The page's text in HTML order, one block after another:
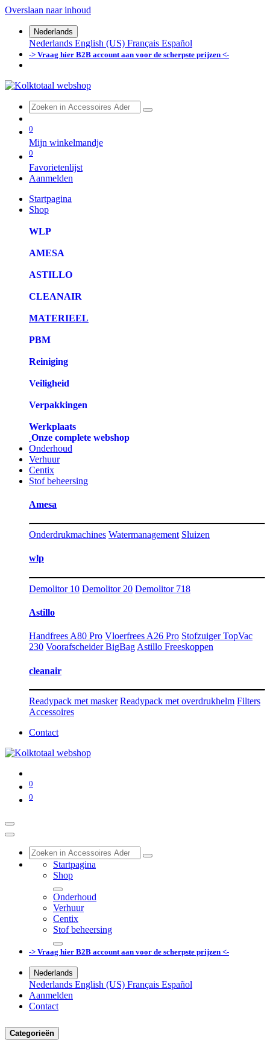
Overslaan naar inhoud
Nederlands
Nederlands English (US) Français Español
-> Vraag hier B2B account aan voor de scherpste prijzen <-
0
Mijn winkelmandje
0
Favorietenlijst
Aanmelden
Startpagina
Shop
WLP
AMESA
ASTILLO
CLEANAIR
MATERIEEL
PBM
Reiniging
Veiligheid
Verpakkingen
Werkplaats
Onze complete webshop
Onderhoud
Verhuur
Centix
Stof beheersing
Amesa
Onderdrukmachines Watermanagement Sluizen
wlp
Demolitor 10 Demolitor 20 Demolitor 718
Astillo
Handfrees A80 Pro Vloerfrees A26 Pro Stofzuiger TopVac
230 Voorafscheider BigBag Astillo Freeskoppen
cleanair
Readypack met masker Readypack met overdrukhelm Filters
Accessoires
Contact
0
0
Startpagina
Shop
Onderhoud
Verhuur
Centix
Stof beheersing
-> Vraag hier B2B account aan voor de scherpste prijzen <-
Nederlands
Nederlands English (US) Français Español
Aanmelden
Contact
Categorieën